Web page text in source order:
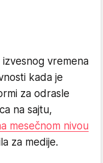
vremena
kada je
za odrasle
na sajtu,
mesečnom nivou
za medije.